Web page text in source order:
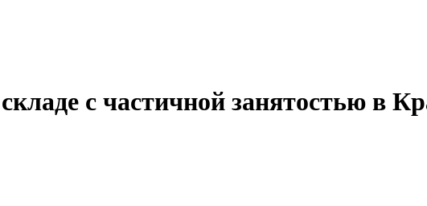
с частичной занятостью в